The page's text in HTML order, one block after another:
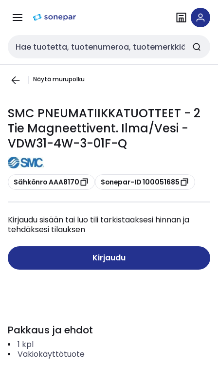
navigointiinsisältöön
Haku
Näytä murupolku
SMC PNEUMATIIKKATUOTTEET - 2
Tie Magneettivent. Ilma/Vesi -
VDW31-4W-3-01F-Q
Kopioi
Sähkönro AAA8170 Kopioi
Sonepar-ID 100051685
Kirjaudu sisään tai luo tili tarkistaaksesi hinnan ja
tehdäksesi tilauksen
Kirjaudu
Pakkaus ja ehdot
1 kpl
Vakiokäyttötuote